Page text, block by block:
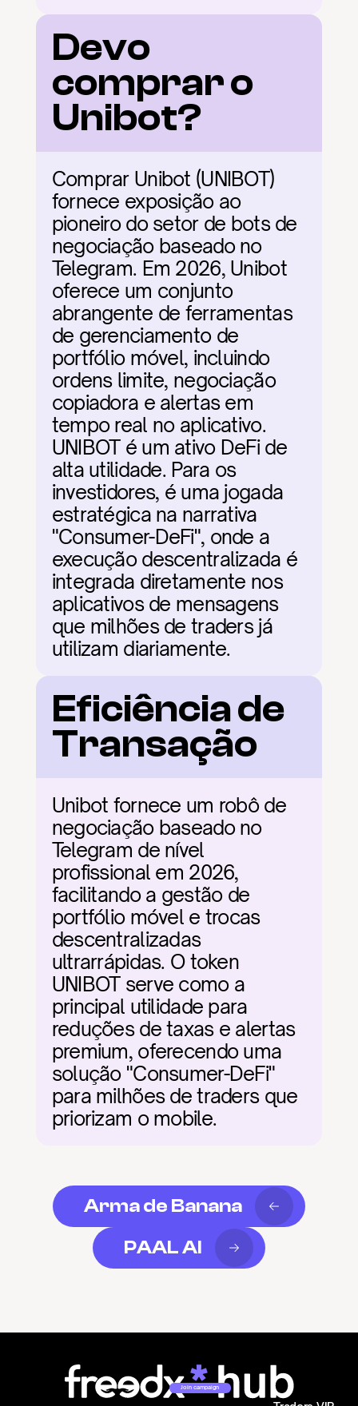
Devo
comprar o
Unibot?
Comprar Unibot (UNIBOT)
fornece exposição ao
pioneiro do setor de bots de
negociação baseado no
Telegram. Em 2026, Unibot
oferece um conjunto
abrangente de ferramentas
de gerenciamento de
portfólio móvel, incluindo
ordens limite, negociação
copiadora e alertas em
tempo real no aplicativo.
UNIBOT é um ativo DeFi de
alta utilidade. Para os
investidores, é uma jogada
estratégica na narrativa
"Consumer-DeFi", onde a
execução descentralizada é
integrada diretamente nos
aplicativos de mensagens
que milhões de traders já
utilizam diariamente.
Eficiência de
Transação
Unibot fornece um robô de
negociação baseado no
Telegram de nível
profissional em 2026,
facilitando a gestão de
portfólio móvel e trocas
descentralizadas
ultrarrápidas. O token
UNIBOT serve como a
principal utilidade para
reduções de taxas e alertas
premium, oferecendo uma
solução "Consumer-DeFi"
para milhões de traders que
priorizam o mobile.
Arma de Banana
PAAL AI
Join campaign